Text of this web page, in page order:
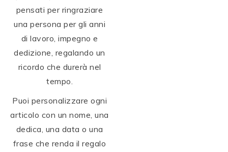
pensati per ringraziare
una persona per gli anni
di lavoro, impegno e
dedizione, regalando un
ricordo che durerà nel
tempo.
Puoi personalizzare ogni
articolo con un nome, una
dedica, una data o una
frase che renda il regalo